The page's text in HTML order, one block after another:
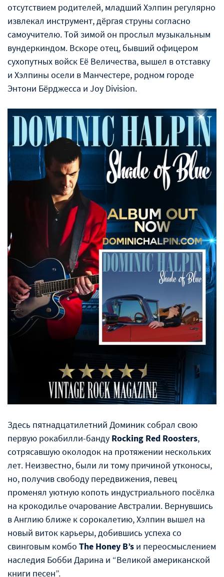
отсутствием родителей, младший Хэлпин регулярно
извлекал инструмент, дëргая струны согласно
самоучителю. Той зимой он прослыл музыкальным
вундеркиндом. Вскоре отец, бывший офицером
сухопутных войск Еë Величества, вышел в отставку
и Хэлпины осели в Манчестере, родном городе
Энтони Бëрджесса и Joy Division.
Здесь пятнадцатилетний Доминик собрал свою
первую рокабилли-банду Rocking Red Roosters,
сотрясавшую околодок на протяжении нескольких
лет. Неизвестно, были ли тому причиной утконосы,
но, получив свободу передвижения, певец
променял уютную копоть индустриального посëлка
на крокодилье очарование Австралии. Вернувшись
в Англию ближе к сорокалетию, Хэлпин вышел на
новый виток карьеры, добившись успеха со
свинговым комбо The Honey B’s и переосмыслением
наследия Бобби Дарина и “Великой американской
книги песен”.